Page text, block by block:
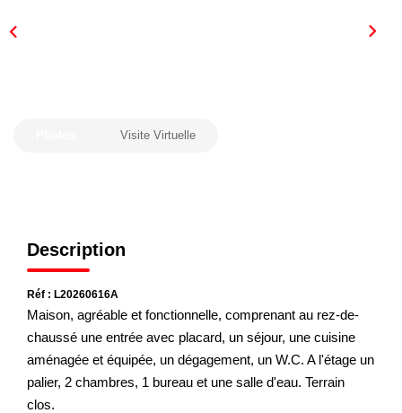
Visite Virtuelle
Description
Réf : L20260616A
Maison, agréable et fonctionnelle, comprenant au rez-de-
chaussé une entrée avec placard, un séjour, une cuisine
aménagée et équipée, un dégagement, un W.C. A l'étage un
palier, 2 chambres, 1 bureau et une salle d'eau. Terrain
clos.